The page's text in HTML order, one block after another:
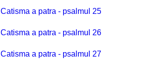
Catisma a patra - psalmul 25
Catisma a patra - psalmul 26
Catisma a patra - psalmul 27